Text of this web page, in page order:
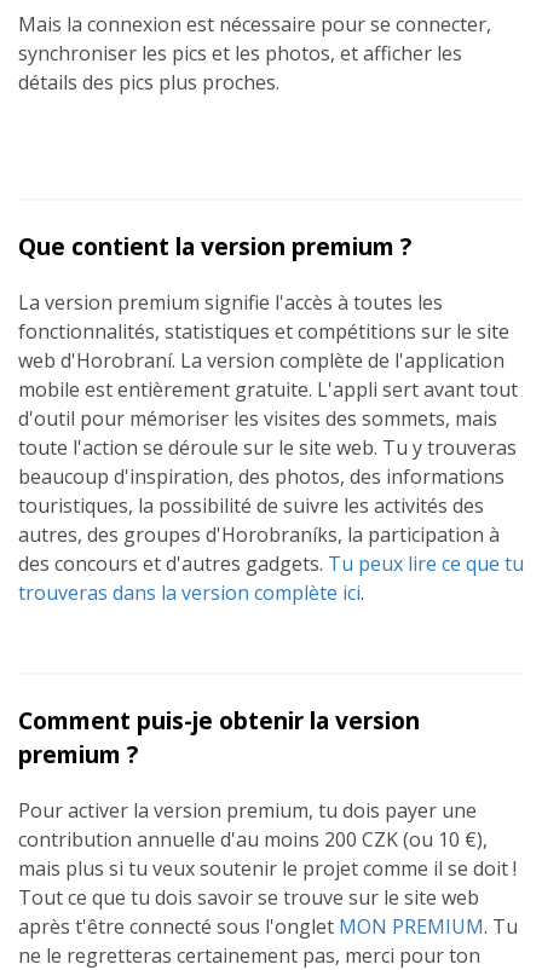
Mais la connexion est nécessaire pour se connecter,
synchroniser les pics et les photos, et afficher les
détails des pics plus proches.
Que contient la version premium ?
La version premium signifie l'accès à toutes les
fonctionnalités, statistiques et compétitions sur le site
web d'Horobraní. La version complète de l'application
mobile est entièrement gratuite. L'appli sert avant tout
d'outil pour mémoriser les visites des sommets, mais
toute l'action se déroule sur le site web. Tu y trouveras
beaucoup d'inspiration, des photos, des informations
touristiques, la possibilité de suivre les activités des
autres, des groupes d'Horobraníks, la participation à
des concours et d'autres gadgets. Tu peux lire ce que tu
trouveras dans la version complète ici.
Comment puis-je obtenir la version
premium ?
Pour activer la version premium, tu dois payer une
contribution annuelle d'au moins 200 CZK (ou 10 €),
mais plus si tu veux soutenir le projet comme il se doit !
Tout ce que tu dois savoir se trouve sur le site web
après t'être connecté sous l'onglet MON PREMIUM. Tu
ne le regretteras certainement pas, merci pour ton